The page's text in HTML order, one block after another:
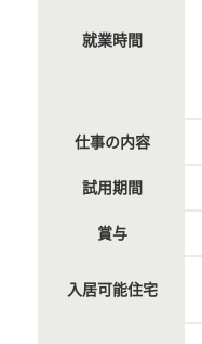
就業時間
仕事の内容
試用期間
賞与
入居可能住宅